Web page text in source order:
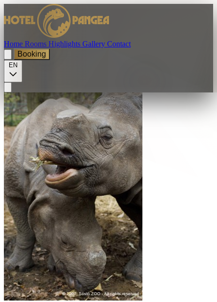
Home Rooms Highlights Gallery Contact
Booking
EN